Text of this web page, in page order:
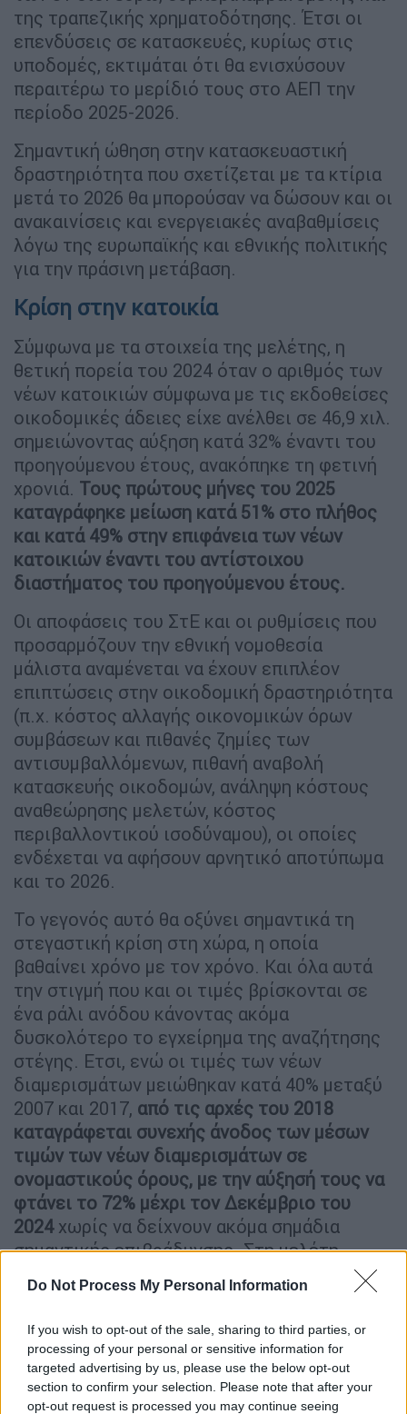
Do Not Process My Personal Information
If you wish to opt-out of the sale, sharing to third parties, or
processing of your personal or sensitive information for
targeted advertising by us, please use the below opt-out
section to confirm your selection. Please note that after your
opt-out request is processed you may continue seeing
της τραπεζικής χρηματοδότησης. Έτσι οι
επενδύσεις σε κατασκευές, κυρίως στις
υποδομές, εκτιμάται ότι θα ενισχύσουν
περαιτέρω το μερίδιό τους στο ΑΕΠ την
περίοδο 2025-2026.
Σημαντική ώθηση στην κατασκευαστική
δραστηριότητα που σχετίζεται με τα κτίρια
μετά το 2026 θα μπορούσαν να δώσουν και οι
ανακαινίσεις και ενεργειακές αναβαθμίσεις
λόγω της ευρωπαϊκής και εθνικής πολιτικής
για την πράσινη μετάβαση.
Κρίση στην κατοικία
Σύμφωνα με τα στοιχεία της μελέτης, η
θετική πορεία του 2024 όταν ο αριθμός των
νέων κατοικιών σύμφωνα με τις εκδοθείσες
οικοδομικές άδειες είχε ανέλθει σε 46,9 χιλ.
σημειώνοντας αύξηση κατά 32% έναντι του
προηγούμενου έτους, ανακόπηκε τη φετινή
χρονιά. Τους πρώτους μήνες του 2025
καταγράφηκε μείωση κατά 51% στο πλήθος
και κατά 49% στην επιφάνεια των νέων
κατοικιών έναντι του αντίστοιχου
διαστήματος του προηγούμενου έτους.
Οι αποφάσεις του ΣτΕ και οι ρυθμίσεις που
προσαρμόζουν την εθνική νομοθεσία
μάλιστα αναμένεται να έχουν επιπλέον
επιπτώσεις στην οικοδομική δραστηριότητα
(π.χ. κόστος αλλαγής οικονομικών όρων
συμβάσεων και πιθανές ζημίες των
αντισυμβαλλόμενων, πιθανή αναβολή
κατασκευής οικοδομών, ανάληψη κόστους
αναθεώρησης μελετών, κόστος
περιβαλλοντικού ισοδύναμου), οι οποίες
ενδέχεται να αφήσουν αρνητικό αποτύπωμα
και το 2026.
Το γεγονός αυτό θα οξύνει σημαντικά τη
στεγαστική κρίση στη χώρα, η οποία
βαθαίνει χρόνο με τον χρόνο. Και όλα αυτά
την στιγμή που και οι τιμές βρίσκονται σε
ένα ράλι ανόδου κάνοντας ακόμα
δυσκολότερο το εγχείρημα της αναζήτησης
στέγης. Ετσι, ενώ οι τιμές των νέων
διαμερισμάτων μειώθηκαν κατά 40% μεταξύ
2007 και 2017, από τις αρχές του 2018
καταγράφεται συνεχής άνοδος των μέσων
τιμών των νέων διαμερισμάτων σε
ονομαστικούς όρους, με την αύξησή τους να
φτάνει το 72% μέχρι τον Δεκέμβριο του
2024χωρίς να δείχνουν ακόμα σημάδια
σημαντικής επιβράδυνσης. Στη μελέτη
σημειώνεται ότι η προσφορά οικιστικών
ακινήτων, όπως διαπιστώθηκε από την
αύξηση των οικοδομικών αδειών,
ανταποκρίνεται μερικώς, αλλά η προσαρμογή
αυτή απαιτεί χρόνο ώστε να περιοριστεί το
έλλειμμα προσφοράς κατοικιών.